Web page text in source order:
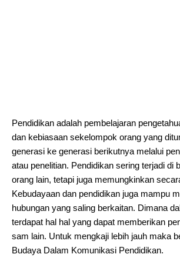
Pendidikan adalah pembelajaran
dan kebiasaan sekelompok orang yang
generasi ke generasi berikutnya melalui
atau penelitian. Pendidikan sering terjadi di
orang lain, tetapi juga memungkinkan
Kebudayaan dan pendidikan juga mampu
hubungan yang saling berkaitan. Dimana
terdapat hal hal yang dapat memberikan
sam lain. Untuk mengkaji lebih jauh maka
Budaya Dalam Komunikasi Pendidikan.